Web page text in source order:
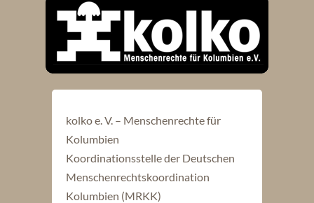
kolko e. V. – Menschenrechte für
Kolumbien
Koordinationsstelle der Deutschen
Menschenrechtskoordination
Kolumbien (MRKK)